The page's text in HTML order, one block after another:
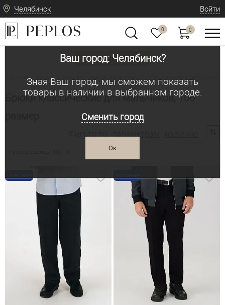
Челябинск
Ваш город: Челябинск?
Зная Ваш город, мы сможем показать
товары в наличии в выбранном городе.
Сменить город
Ок
Войти
0 0
Вид одежды
Школьная форма / Детская одежда
Брюки классические для мальчиков, 100